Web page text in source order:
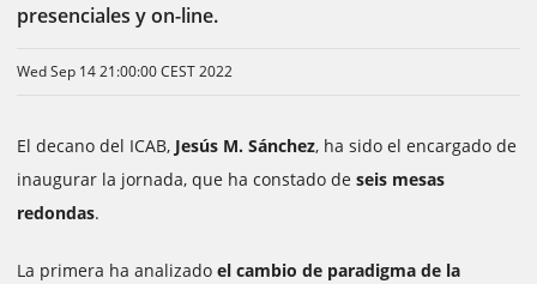
presenciales y on-line.
Wed Sep 14 21:00:00 CEST 2022
El decano del ICAB, Jesús M. Sánchez, ha sido el encargado de
inaugurar la jornada, que ha constado de seis mesas
redondas.
La primera ha analizado el cambio de paradigma de la